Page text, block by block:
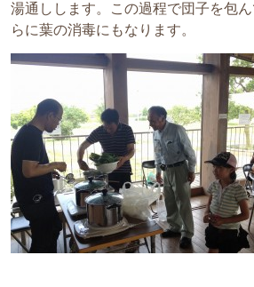
湯通しします。この過程で団子を包
らに葉の消毒にもなります。